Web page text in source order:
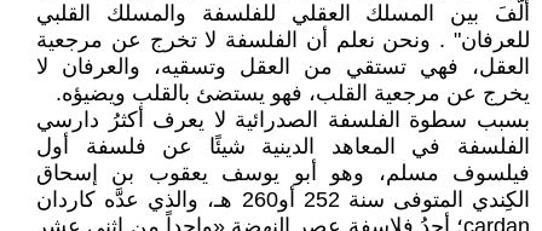
ألّفَ بين المسلك العقلي للفلسفة والمسلك القلبي
للعرفان" . ونحن نعلم أن الفلسفة لا تخرج عن مرجعية
العقل، فهي تستقي من العقل وتسقيه، والعرفان لا
يخرج عن مرجعية القلب، فهو يستضئ بالقلب ويضيؤه.
بسبب سطوة الفلسفة الصدرائية لا يعرف أكثرُ دارسي
الفلسفة في المعاهد الدينية شيئًا عن فلسفة أول
فيلسوف مسلم، وهو أبو يوسف يعقوب بن إسحاق
الكِندي المتوفى سنة 252 أو260 هـ، والذي عدَّه كاردان